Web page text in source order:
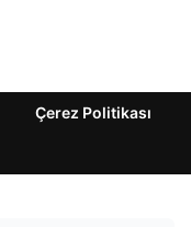
Çerez Politikası